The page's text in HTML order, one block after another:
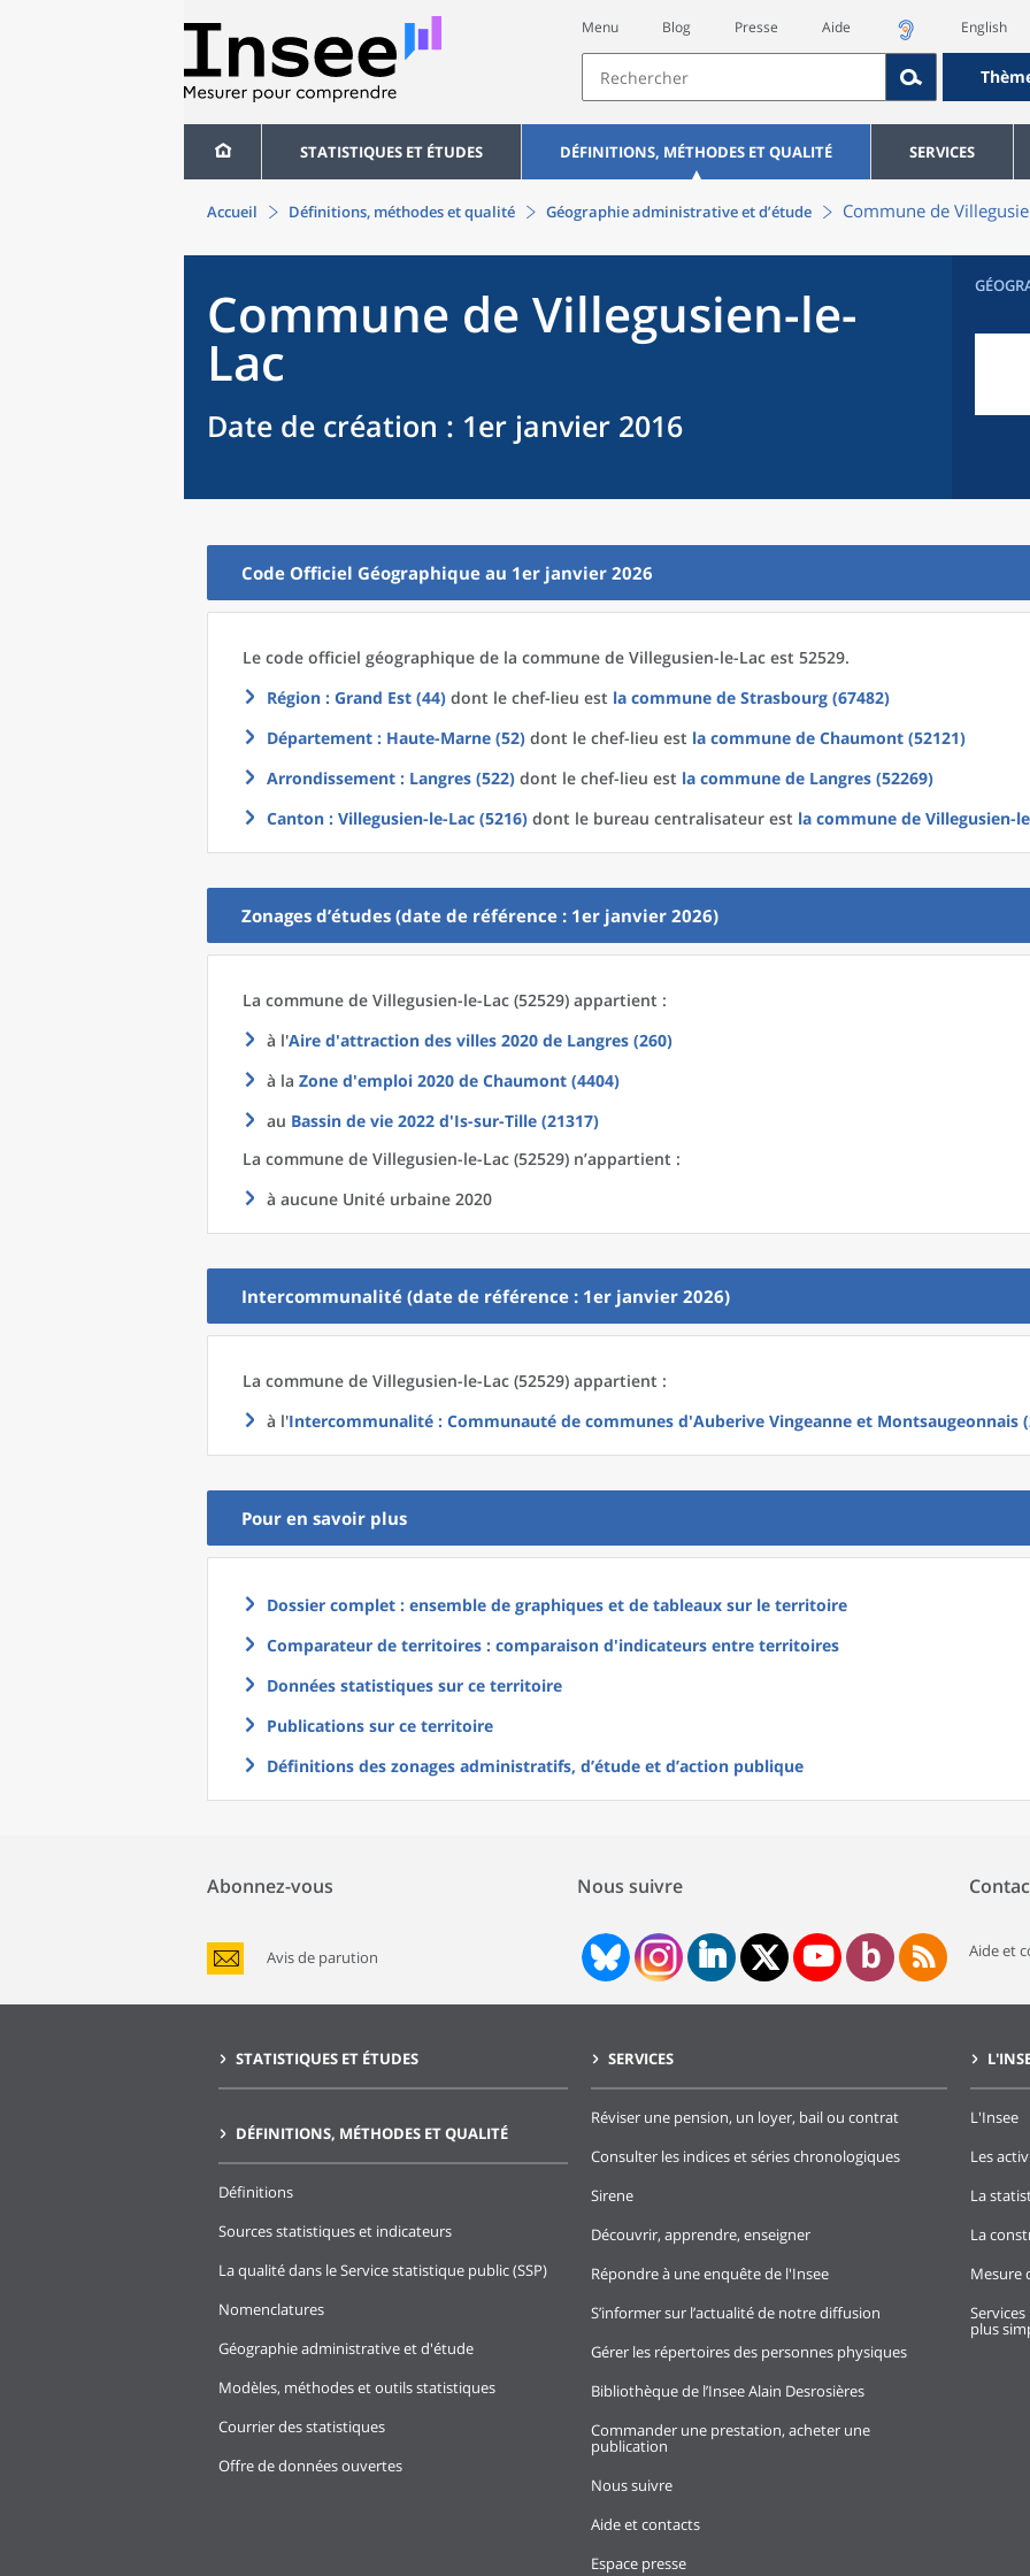
Menu Blog Presse Aide English
STATISTIQUES ET ÉTUDES DÉFINITIONS, MÉTHODES ET QUALITÉ SERVICES
Accueil Définitions, méthodes et qualité Géographie administrative et d’étude Commune de
Commune de Villegusien-le-
Lac
Date de création : 1er janvier 2016
Code Officiel Géographique au 1er janvier 2026
Le code officiel géographique de la commune de Villegusien-le-Lac est 52529.
Région : Grand Est (44) dont le chef-lieu est la commune de Strasbourg (67482)
Département : Haute-Marne (52) dont le chef-lieu est la commune de Chaumont (52121)
Arrondissement : Langres (522) dont le chef-lieu est la commune de Langres (52269)
Canton : Villegusien-le-Lac (5216) dont le bureau centralisateur est la commune de Villegusien-
Zonages d’études (date de référence : 1er janvier 2026)
La commune de Villegusien-le-Lac (52529) appartient :
à l'Aire d'attraction des villes 2020 de Langres (260)
à la Zone d'emploi 2020 de Chaumont (4404)
au Bassin de vie 2022 d'Is-sur-Tille (21317)
La commune de Villegusien-le-Lac (52529) n’appartient :
à aucune Unité urbaine 2020
Intercommunalité (date de référence : 1er janvier 2026)
La commune de Villegusien-le-Lac (52529) appartient :
à l'Intercommunalité : Communauté de communes d'Auberive Vingeanne et Montsaugeonnais
Pour en savoir plus
Dossier complet : ensemble de graphiques et de tableaux sur le territoire
Comparateur de territoires : comparaison d'indicateurs entre territoires
Données statistiques sur ce territoire
Publications sur ce territoire
Définitions des zonages administratifs, d’étude et d’action publique
Abonnez-vous
Avis de parution
Nous suivre
Aide et
STATISTIQUES ET ÉTUDES
DÉFINITIONS, MÉTHODES ET QUALITÉ
Définitions
Sources statistiques et indicateurs
La qualité dans le Service statistique public (SSP)
Nomenclatures
Géographie administrative et d'étude
Modèles, méthodes et outils statistiques
Courrier des statistiques
Offre de données ouvertes
SERVICES
Réviser une pension, un loyer, bail ou contrat
Consulter les indices et séries chronologiques
Sirene
Découvrir, apprendre, enseigner
Répondre à une enquête de l'Insee
S’informer sur l’actualité de notre diffusion
Gérer les répertoires des personnes physiques
Bibliothèque de l’Insee Alain Desrosières
Commander une prestation, acheter une
publication
Nous suivre
Aide et contacts
Espace presse
L'Insee
Les
La
La
Mesure
plus